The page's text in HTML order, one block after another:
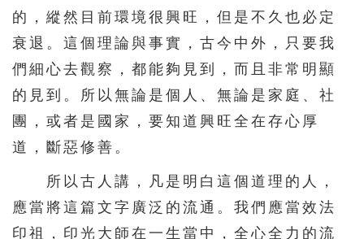
166 167 168 169 170
171 172 173 174 175
176 177 178 179 180
186 187
的，縱然目前環境很興旺，但是不久也必定
衰退。這個理論與事實，古今中外，只要我
們細心去觀察，都能夠見到，而且非常明顯
的見到。所以無論是個人、無論是家庭、社
團，或者是國家，要知道興旺全在存心厚
道，斷惡修善。
所以古人講，凡是明白這個道理的人，
應當將這篇文字廣泛的流通。我們應當效法
印祖，印光大師在一生當中，全心全力的流